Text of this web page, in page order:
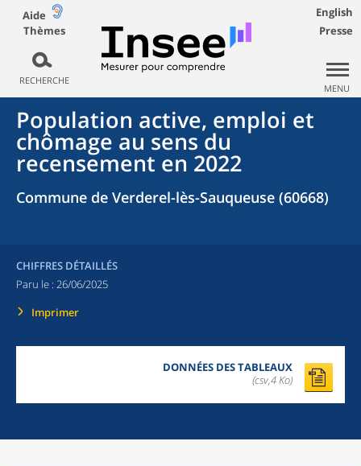
Aide
Thèmes
RECHERCHE
English
Presse
MENU
Population active, emploi et
chômage au sens du
recensement en 2022
Commune de Verderel-lès-Sauqueuse (60668)
CHIFFRES DÉTAILLÉS
Paru le : 26/06/2025
Imprimer
DONNÉES DES TABLEAUX
(csv,4 Ko)